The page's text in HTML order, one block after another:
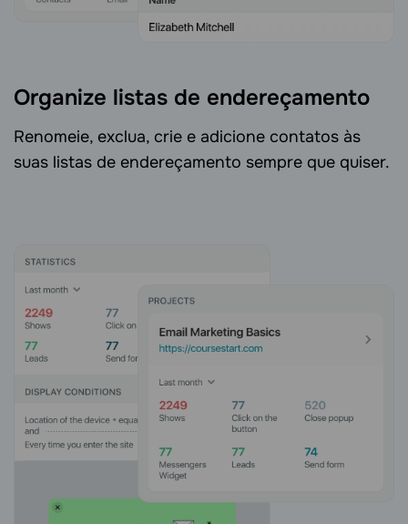
Organize listas de endereçamento
Renomeie, exclua, crie e adicione contatos às
suas listas de endereçamento sempre que quiser.